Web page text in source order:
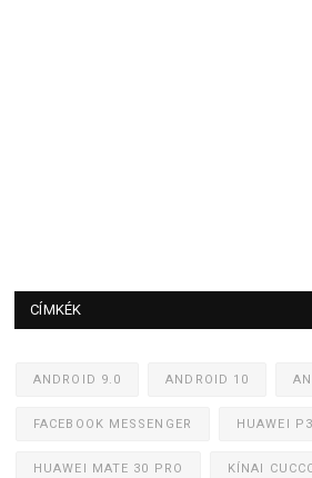
CÍMKÉK
ANDROID 9.0 ANDROID 10
FACEBOOK MESSENGER HUAWEI
HUAWEI MATE 30 PRO KÍNAI